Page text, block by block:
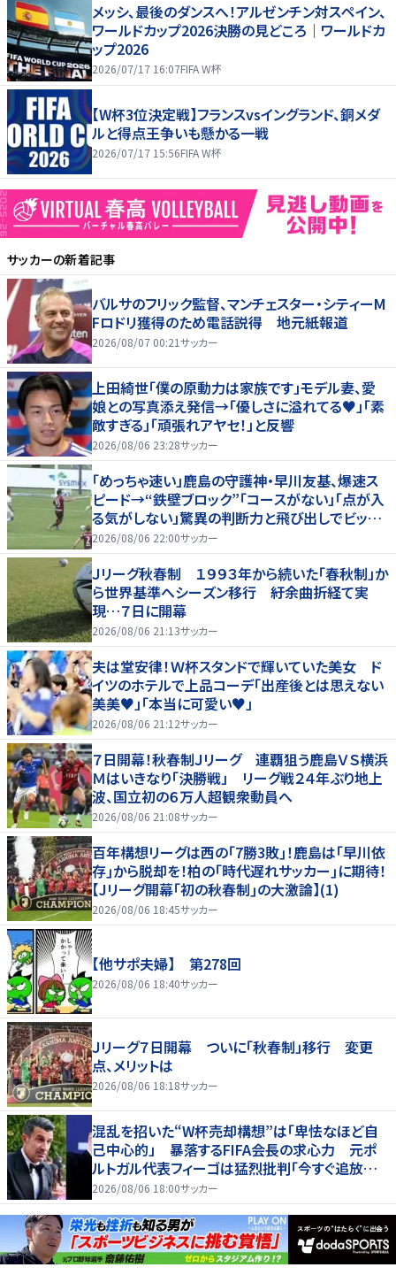
メッシ、最後のダンスへ！アルゼンチン対スペイン、
ワールドカップ2026決勝の見どころ｜ワールドカ
ップ2026
2026/07/17 16:07FIFA W杯
【W杯3位決定戦】フランスvsイングランド、銅メダ
ルと得点王争いも懸かる一戦
2026/07/17 15:56FIFA W杯
サッカーの新着記事
バルサのフリック監督、マンチェスター・シティーM
Fロドリ獲得のため電話説得 地元紙報道
2026/08/07 00:21サッカー
上田綺世「僕の原動力は家族です」モデル妻、愛
娘との写真添え発信→「優しさに溢れてる♥」「素
敵すぎる」「頑張れアヤセ！」と反響
2026/08/06 23:28サッカー
「めっちゃ速い」鹿島の守護神・早川友基、爆速ス
ピード→“鉄壁ブロック”「コースがない」「点が入
る気がしない」驚異の判断力と飛び出しでビッグ
セーブ
2026/08/06 22:00サッカー
Ｊリーグ秋春制 １９９３年から続いた「春秋制」か
ら世界基準へシーズン移行 紆余曲折経て実
現…７日に開幕
2026/08/06 21:13サッカー
夫は堂安律！Ｗ杯スタンドで輝いていた美女 ド
イツのホテルで上品コーデ「出産後とは思えない
美美♥」「本当に可愛い♥」
2026/08/06 21:12サッカー
７日開幕！秋春制Ｊリーグ 連覇狙う鹿島ＶＳ横浜
Ｍはいきなり「決勝戦」 リーグ戦２４年ぶり地上
波、国立初の６万人超観衆動員へ
2026/08/06 21:08サッカー
百年構想リーグは西の｢7勝3敗｣！鹿島は｢早川依
存｣から脱却を！柏の｢時代遅れサッカー｣に期待！
【Jリーグ開幕｢初の秋春制｣の大激論】(1)
2026/08/06 18:45サッカー
【他サポ夫婦】 第278回
2026/08/06 18:40サッカー
Ｊリーグ７日開幕 ついに「秋春制」移行 変更
点、メリットは
2026/08/06 18:18サッカー
混乱を招いた“W杯売却構想”は「卑怯なほど自
己中心的」 暴落するFIFA会長の求心力 元ポ
ルトガル代表フィーゴは猛烈批判「今すぐ追放す
べきだ」
2026/08/06 18:00サッカー